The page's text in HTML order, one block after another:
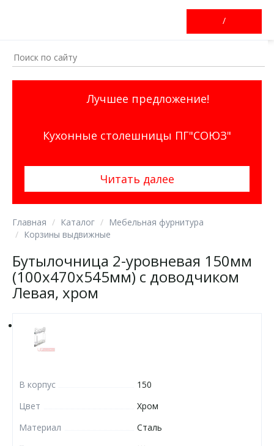
/
Лучшее предложение!
Кухонные столешницы ПГ"СОЮЗ"
Читать далее
Главная Каталог
Мебельная фурнитура
Корзины выдвижные
Бутылочница 2-уровневая 150мм
(100х470х545мм) с доводчиком
Левая, хром
В корпус
150
Цвет
Хром
Материал
Сталь